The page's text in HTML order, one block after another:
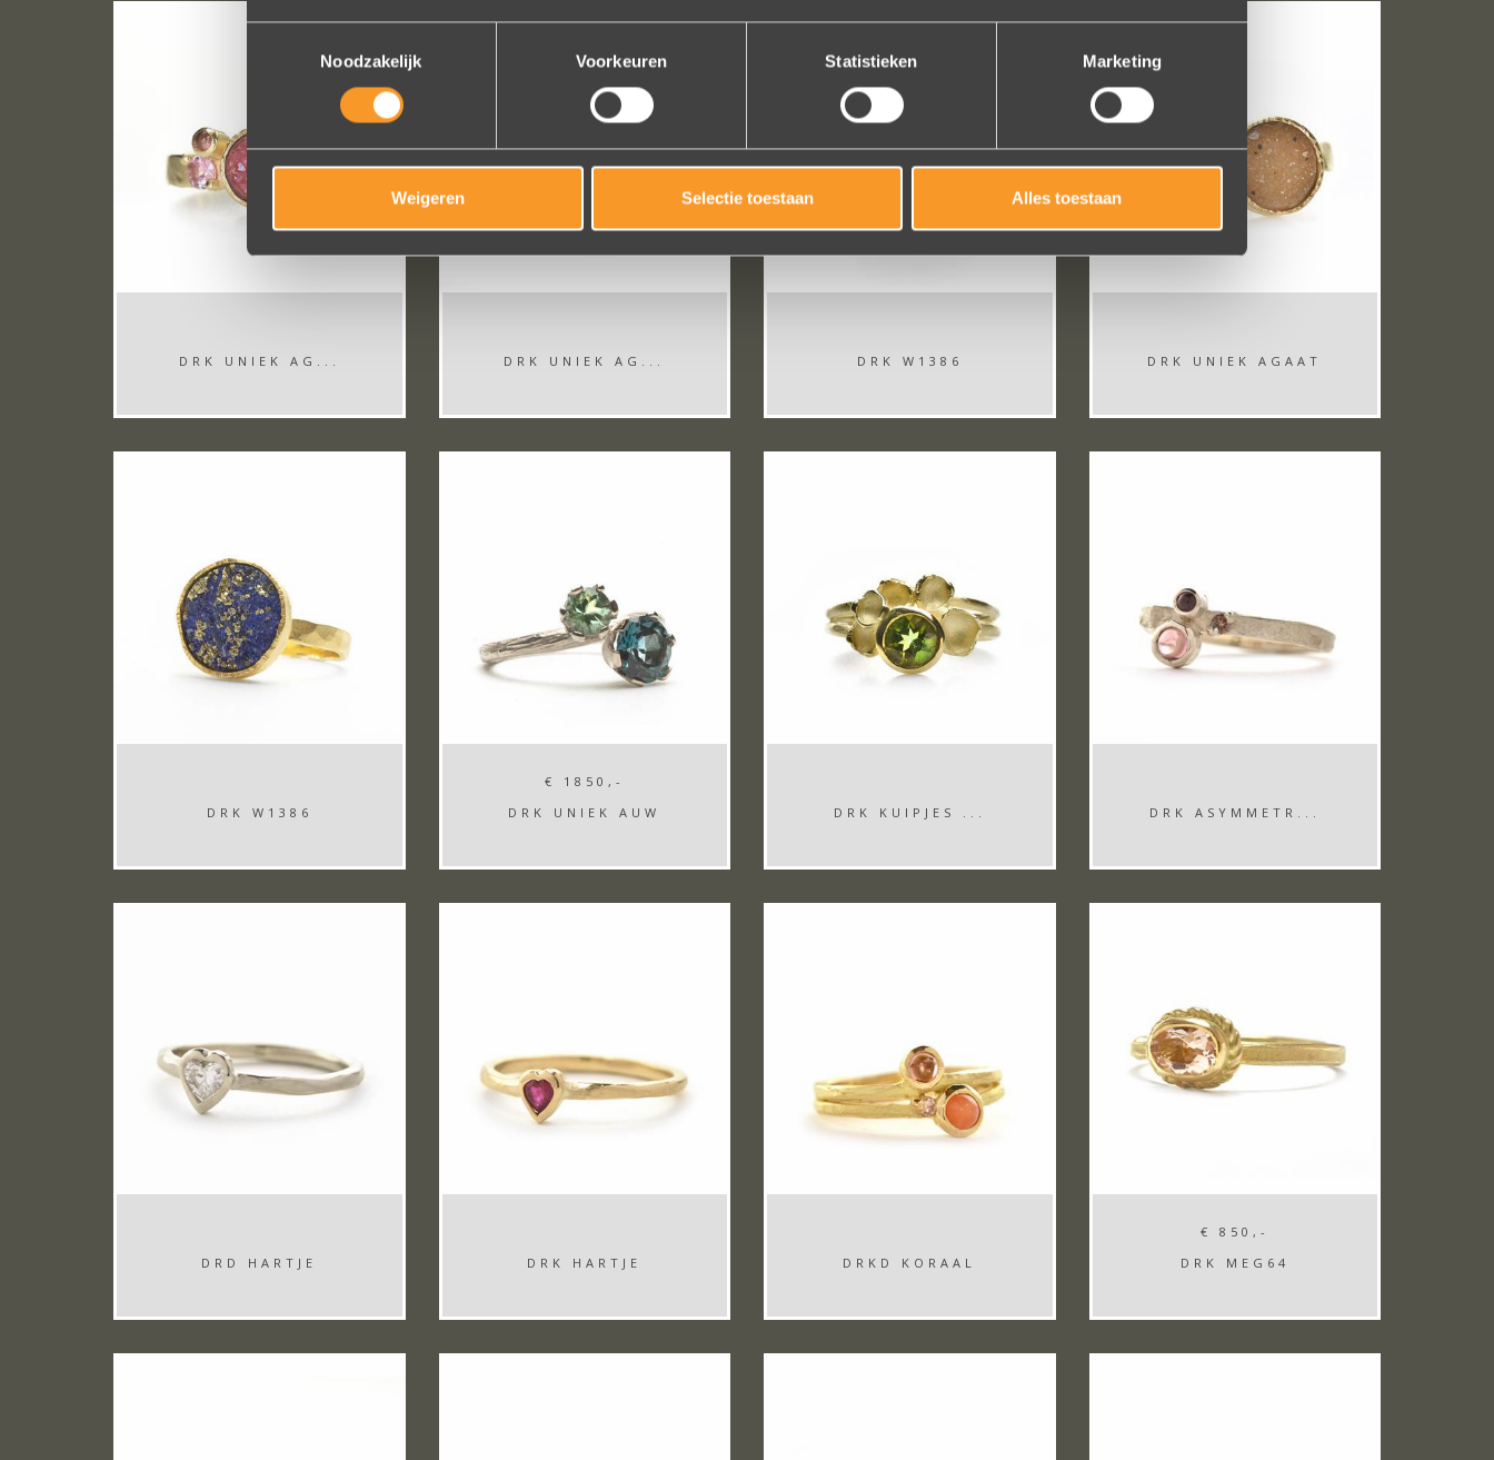
Noodzakelijk
Voorkeuren Statistieken Marketing
Weigeren Selectie toestaan Alles toestaan
DRK UNIEK AG... DRK UNIEK AG... DRK W1386 DRK UNIEK AGAAT
DRK W1386
€ 1850,-
DRK UNIEK AUW
DRK KUIPJES ... DRK ASYMMETR...
DRD HARTJE DRK HARTJE DRKD KORAAL
€ 850,-
DRK MEG64